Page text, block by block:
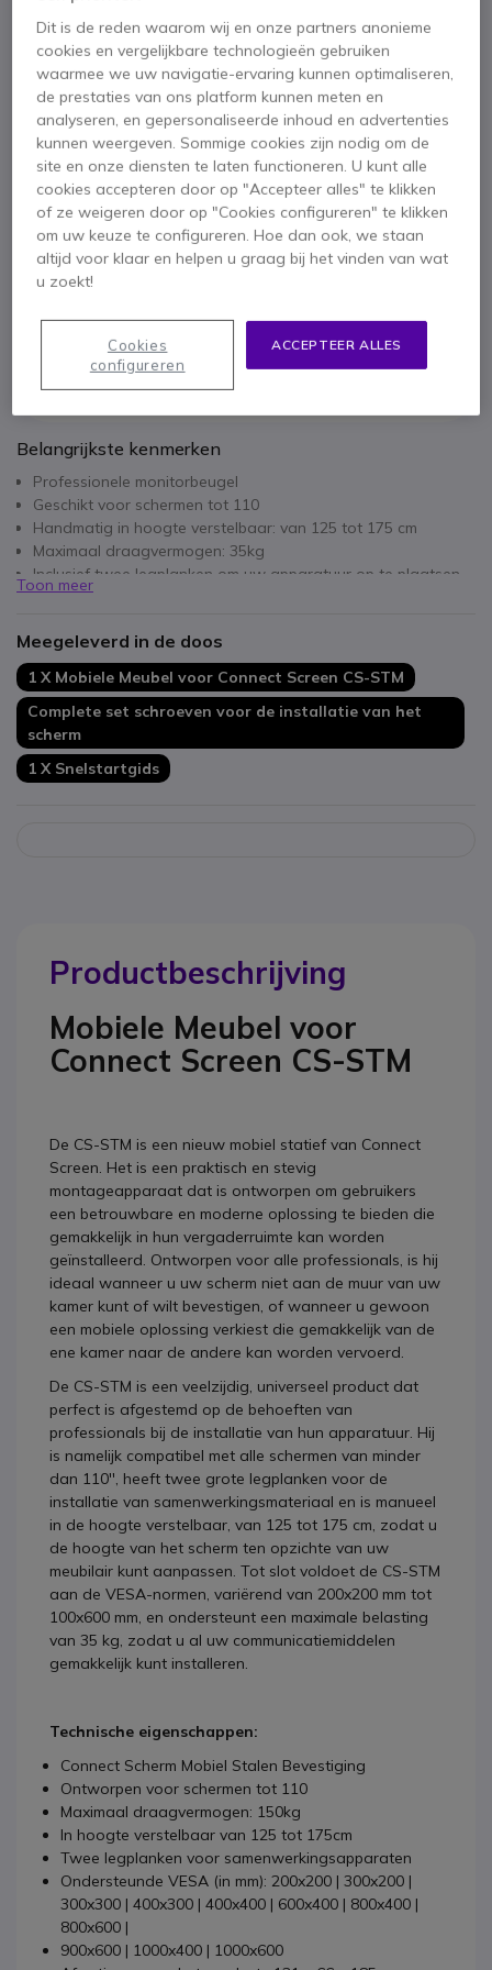
professionele monitoren
4 van 1 Reviews
449,95 € ex. BTW 544,44 € incl. BTW
Aantal
IN WINKELWAGEN
OFFERTE BINNEN 4 UUR
Niet op voorraad
Belangrijkste kenmerken
Professionele monitorbeugel
Geschikt voor schermen tot 110
Handmatig in hoogte verstelbaar: van 125 tot 175 cm
Maximaal draagvermogen: 35kg
Inclusief twee legplanken om uw apparatuur op te plaatsen
Snelle en eenvoudige installatie van uw scherm
Toon meer
Meegeleverd in de doos
1 X Mobiele Meubel voor Connect Screen CS-STM
Complete set schroeven voor de installatie van het
scherm
1 X Snelstartgids
Productbeschrijving
Mobiele Meubel voor
Connect Screen CS-STM
De CS-STM is een nieuw mobiel statief van Connect
Screen. Het is een praktisch en stevig
montageapparaat dat is ontworpen om gebruikers
een betrouwbare en moderne oplossing te bieden die
gemakkelijk in hun vergaderruimte kan worden
geïnstalleerd. Ontworpen voor alle professionals, is hij
ideaal wanneer u uw scherm niet aan de muur van uw
kamer kunt of wilt bevestigen, of wanneer u gewoon
een mobiele oplossing verkiest die gemakkelijk van de
ene kamer naar de andere kan worden vervoerd.
De CS-STM is een veelzijdig, universeel product dat
perfect is afgestemd op de behoeften van
professionals bij de installatie van hun apparatuur. Hij
is namelijk compatibel met alle schermen van minder
dan 110'', heeft twee grote legplanken voor de
installatie van samenwerkingsmateriaal en is manueel
in de hoogte verstelbaar, van 125 tot 175 cm, zodat u
de hoogte van het scherm ten opzichte van uw
meubilair kunt aanpassen. Tot slot voldoet de CS-STM
aan de VESA-normen, variërend van 200x200 mm tot
100x600 mm, en ondersteunt een maximale belasting
van 35 kg, zodat u al uw communicatiemiddelen
gemakkelijk kunt installeren.
Technische eigenschappen:
Connect Scherm Mobiel Stalen Bevestiging
Ontworpen voor schermen tot 110
Maximaal draagvermogen: 150kg
In hoogte verstelbaar van 125 tot 175cm
Twee legplanken voor samenwerkingsapparaten
Ondersteunde VESA (in mm): 200x200 | 300x200 |
300x300 | 400x300 | 400x400 | 600x400 | 800x400 |
800x600 |
900x600 | 1000x400 | 1000x600
Dit is de reden waarom wij en onze partners anonieme
cookies en vergelijkbare technologieën gebruiken
waarmee we uw navigatie-ervaring kunnen optimaliseren,
de prestaties van ons platform kunnen meten en
analyseren, en gepersonaliseerde inhoud en advertenties
kunnen weergeven. Sommige cookies zijn nodig om de
site en onze diensten te laten functioneren. U kunt alle
cookies accepteren door op "Accepteer alles" te klikken
of ze weigeren door op "Cookies configureren" te klikken
om uw keuze te configureren. Hoe dan ook, we staan
altijd voor klaar en helpen u graag bij het vinden van wat
u zoekt!
ACCEPTEER ALLES
Cookies
configureren